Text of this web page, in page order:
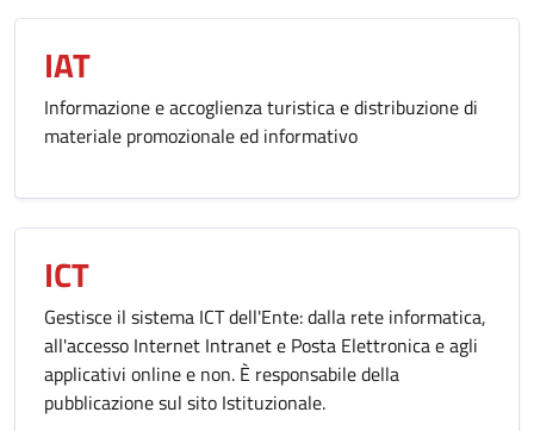
IAT
Informazione e accoglienza turistica e distribuzione di
materiale promozionale ed informativo
ICT
Gestisce il sistema ICT dell'Ente: dalla rete informatica,
all'accesso Internet Intranet e Posta Elettronica e agli
applicativi online e non. È responsabile della
pubblicazione sul sito Istituzionale.